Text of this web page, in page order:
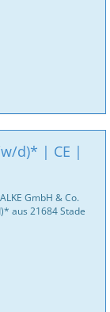
d)* | CE |
GmbH & Co.
aus 21684 Stade